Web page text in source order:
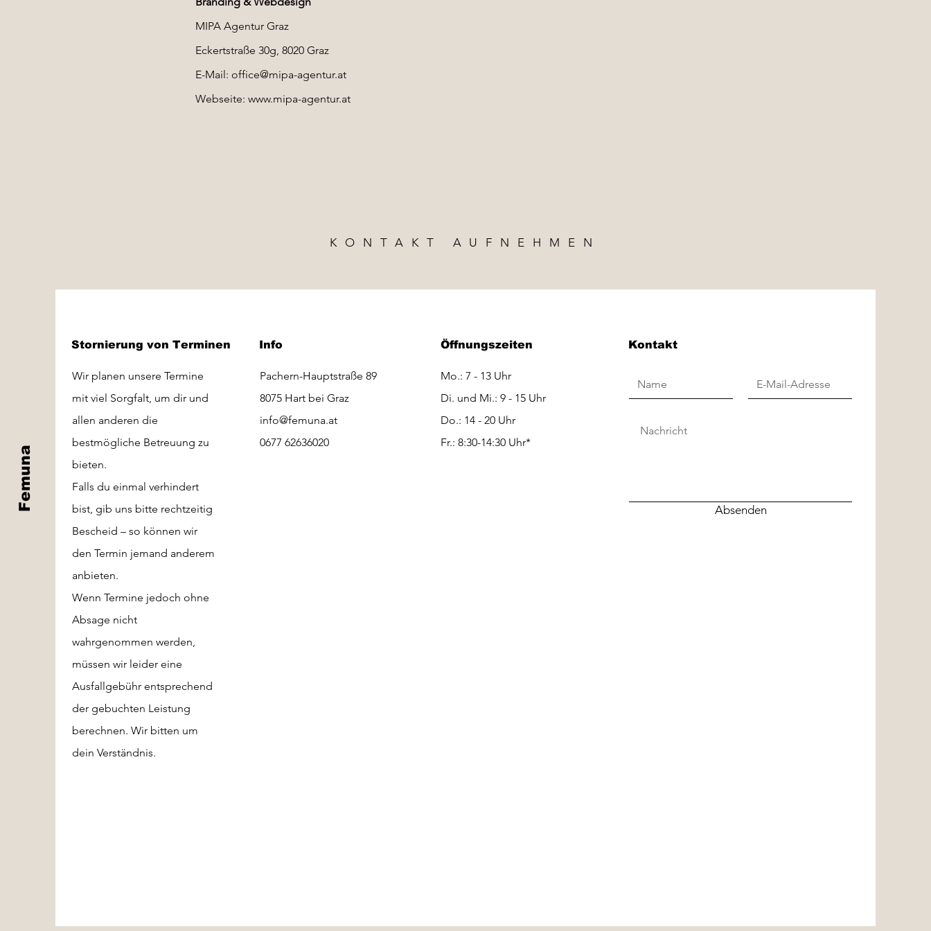
Femuna
MIPA Agentur Graz
Eckertstraße 30g, 8020 Graz
E-Mail: office@mipa-agentur.at
Webseite: www.mipa-agentur.at
KONTAKT AUFNEHMEN
Stornierung von Terminen
Wir planen unsere Termine
mit viel Sorgfalt, um dir und
allen anderen die
bestmögliche Betreuung zu
bieten.
Falls du einmal verhindert
bist, gib uns bitte rechtzeitig
Bescheid – so können wir
den Termin jemand anderem
anbieten.
Wenn Termine jedoch ohne
Absage nicht
wahrgenommen werden,
müssen wir leider eine
Ausfallgebühr entsprechend
der gebuchten Leistung
berechnen. Wir bitten um
dein Verständnis.
Info
Pachern-Hauptstraße 89
8075 Hart bei Graz
info@femuna.at
0677 62636020
Öffnungszeiten
Mo.: 7 - 13 Uhr
Di. und Mi.: 9 - 15 Uhr
Do.: 14 - 20 Uhr
Fr.: 8:30-14:30 Uhr*
Kontakt
Absenden